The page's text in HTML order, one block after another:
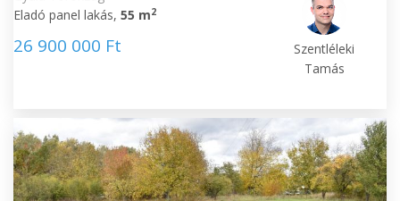
Eladó panel lakás, 55 m2
26 900 000 Ft
Szentléleki
Tamás